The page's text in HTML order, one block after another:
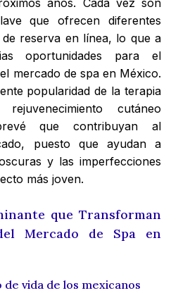
años. Cada vez son
que ofrecen diferentes
de reserva en línea, lo que a
oportunidades para el
mercado de spa en México.
popularidad de la terapia
cutáneo
que contribuyan al
puesto que ayudan a
y las imperfecciones
más joven.
que Transforman
Mercado de Spa en
vida de los mexicanos